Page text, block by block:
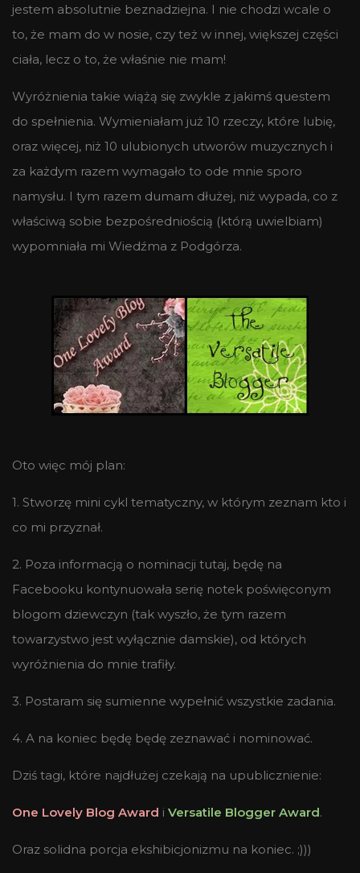
jestem absolutnie beznadziejna. I nie chodzi wcale o
to, że mam do w nosie, czy też w innej, większej części
ciała, lecz o to, że właśnie nie mam!
Wyróżnienia takie wiążą się zwykle z jakimś questem
do spełnienia. Wymieniałam już 10 rzeczy, które lubię,
oraz więcej, niż 10 ulubionych utworów muzycznych i
za każdym razem wymagało to ode mnie sporo
namysłu. I tym razem dumam dłużej, niż wypada, co z
właściwą sobie bezpośredniością (którą uwielbiam)
wypomniała mi Wiedźma z Podgórza.
Oto więc mój plan:
1. Stworzę mini cykl tematyczny, w którym zeznam kto i
co mi przyznał.
2. Poza informacją o nominacji tutaj, będę na
Facebooku kontynuowała serię notek poświęconym
blogom dziewczyn (tak wyszło, że tym razem
towarzystwo jest wyłącznie damskie), od których
wyróżnienia do mnie trafiły.
3. Postaram się sumienne wypełnić wszystkie zadania.
4. A na koniec będę będę zeznawać i nominować.
Dziś tagi, które najdłużej czekają na upublicznienie:
One Lovely Blog Award i Versatile Blogger Award.
Oraz solidna porcja ekshibicjonizmu na koniec. ;)))